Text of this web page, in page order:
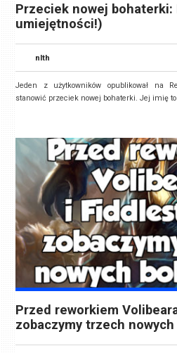
Przeciek nowej bohaterki:
umiejętności!)
nlth
Jeden z użytkowników opublikował na
stanowić przeciek nowej bohaterki. Jej imię to
Przed reworkiem
zobaczymy trzech